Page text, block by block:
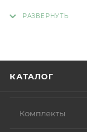
КАТАЛОГ
Комплекты